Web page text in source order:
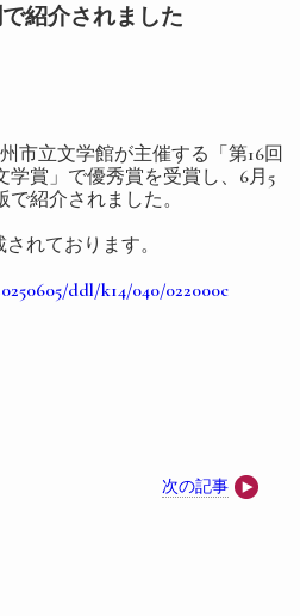
紹介されました
市立文学館が主催する「第16回
賞」で優秀賞を受賞し、6月5
紹介されました。
れております。
ddl/k14/040/022000c
次の記事